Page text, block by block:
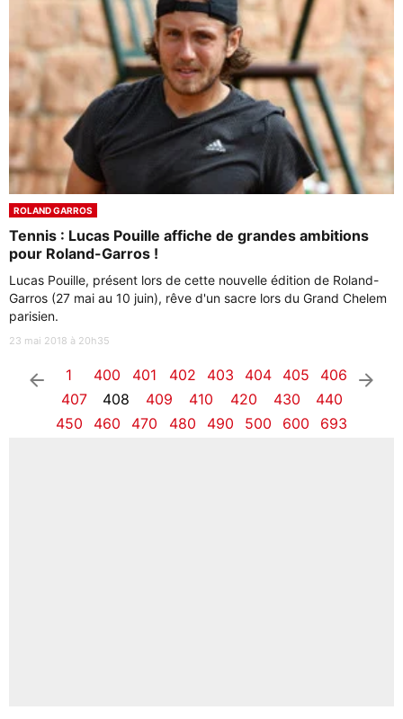
ROLAND GARROS
Tennis : Lucas Pouille affiche de grandes ambitions
pour Roland-Garros !
Lucas Pouille, présent lors de cette nouvelle édition de Roland-
Garros (27 mai au 10 juin), rêve d'un sacre lors du Grand Chelem
parisien.
23 mai 2018 à 20h35
arrow_left 1 400 401 402 403 404 405
406
407
408 409 410 420 430
440
450
460 470 480 490 500 600 693
arrow_right